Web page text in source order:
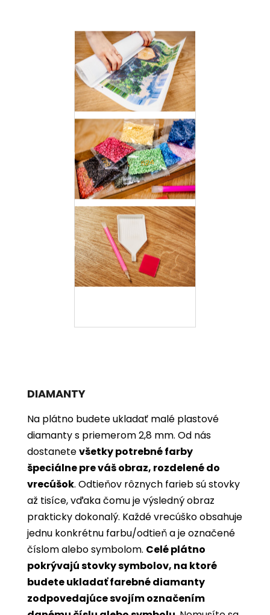
DIAMANTY
Na plátno budete ukladať malé plastové
diamanty s priemerom 2,8 mm. Od nás
dostanetevšetky potrebné farby
špeciálne pre váš obraz, rozdelené do
vrecúšok. Odtieňov rôznych farieb sú stovky
až tisíce, vďaka čomu je výsledný obraz
prakticky dokonalý. Každé vrecúško obsahuje
jednu konkrétnu farbu/odtieň a je označené
číslom alebo symbolom. Celé plátno
pokrývajú stovky symbolov, na ktoré
budete ukladať farebné diamanty
zodpovedajúce svojím označením